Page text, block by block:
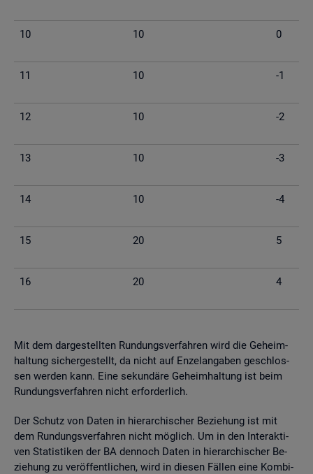
10 10 0
11 10 -1
12 10 -2
13 10 -3
14 10 -4
15 20 5
16 20 4
Mit dem dar­ge­stell­ten Run­dungs­ver­fah­ren wird die Ge­heim­
hal­tung si­cher­ge­stellt, da nicht auf En­zel­an­ga­ben ge­schlos­
sen wer­den kann. Eine se­kun­dä­re Ge­heim­hal­tung ist beim
Run­dungs­ver­fah­ren nicht er­for­der­lich.
Der Schutz von Daten in hier­ar­chi­scher Be­zie­hung ist mit
dem Run­dungs­ver­fah­ren nicht mög­lich. Um in den In­ter­ak­ti­
ven Sta­tis­ti­ken der BA den­noch Daten in hier­ar­chi­scher Be­
zie­hung zu ver­öf­fent­li­chen, wird in die­sen Fäl­len eine Kom­bi­